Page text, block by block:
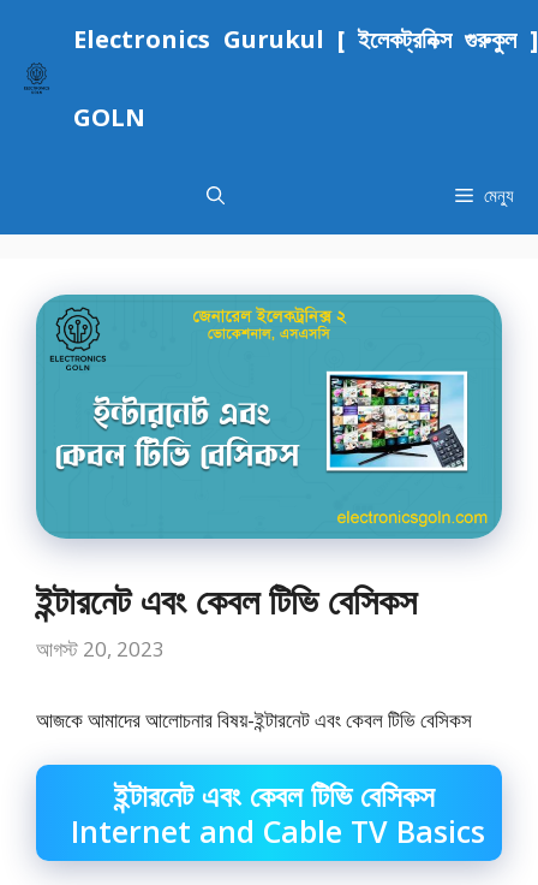
Electronics Gurukul [ ইলেকট্রনিক্স গুরুকুল ]
GOLN
মেন্যু
ইন্টারনেট এবং কেবল টিভি বেসিকস
আগস্ট 20, 2023
আজকে আমাদের আলোচনার বিষয়-ইন্টারনেট এবং কেবল টিভি বেসিকস
ইন্টারনেট এবং কেবল টিভি বেসিকস
Internet and Cable TV Basics